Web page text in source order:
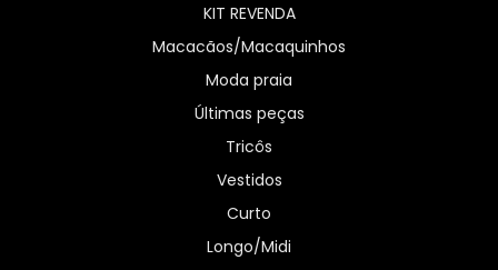
KIT REVENDA
Macacãos/Macaquinhos
Moda praia
Últimas peças
Tricôs
Vestidos
Curto
Longo/Midi